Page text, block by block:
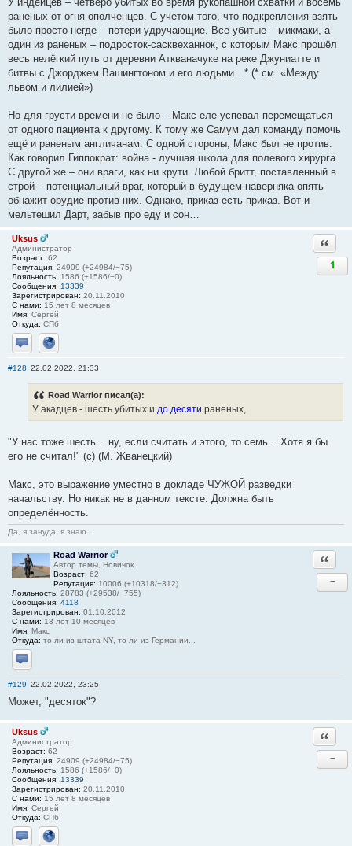
раненых от огня ополченцев. С учетом того, что подкрепления взять
было просто негде – потери удручающие. Все убитые – микмаки, а
один из раненых – подросток-сасквеханнок, с которым Макс прошёл
весь нелёгкий путь от деревни Аткваначуке на реке Джуниатте и
битвы с Джорджем Вашингтоном и его людьми…* (* см. «Между
львом и лилией»)
Но для грусти времени не было – Макс еле успевал перемещаться
от одного пациента к другому. К тому же Самум дал команду помочь
ещё и раненым англичанам. С одной стороны, Макс был не против.
Как говорил Гиппократ: война - лучшая школа для полевого хирурга.
С другой же – они враги, как ни крути. Любой бритт, поставленный в
строй – потенциальный враг, который в будущем наверняка опять
обнажит орудие против них. Однако, приказ есть приказ. Вот и
мельтешил Дарт, забыв про еду и сон…
Uksus
Администратор
Возраст: 62
Репутация: 24909 (+24984/−75)
Лояльность: 1586 (+1586/−0)
Сообщения: 13339
Зарегистрирован: 20.11.2010
С нами: 15 лет 8 месяцев
Имя: Сергей
Откуда: СПб
Отправить личное сообщение
Сайт
1
#128 22.02.2022, 21:33
Road Warrior писал(а):
У акадцев - шесть убитых и до десяти раненых,
"У нас тоже шесть... ну, если считать и этого, то семь... Хотя я бы
его не считал!" (с) (М. Жванецкий)
Макс, это выражение уместно в докладе ЧУЖОЙ разведки
начальству. Но никак не в данном тексте. Должна быть
определённость.
Да, я зануда, я знаю...
Road Warrior
Автор темы, Новичок
Возраст: 62
Репутация: 10006 (+10318/−312)
Лояльность: 28783 (+29538/−755)
Сообщения: 4118
Зарегистрирован: 01.10.2012
С нами: 13 лет 10 месяцев
Имя: Макс
Откуда: то ли из штата NY, то ли из Германии...
Отправить личное сообщение
−
#129 22.02.2022, 23:25
Может, "десяток"?
Uksus
Администратор
Возраст: 62
Репутация: 24909 (+24984/−75)
Лояльность: 1586 (+1586/−0)
Сообщения: 13339
Зарегистрирован: 20.11.2010
С нами: 15 лет 8 месяцев
Имя: Сергей
Откуда: СПб
−